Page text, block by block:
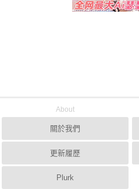
About
關於我們
更新履歷
Plurk